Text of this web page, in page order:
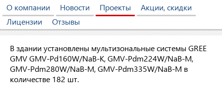
О компании Новости Проекты
Акции, скидки
Лицензии
Отзывы
В здании установлены мультизональные системы GREE
GMV GMV-Pd160W/NaB-K, GMV-Pdm224W/NaB-M,
GMV-Pdm280W/NaB-M, GMV-Pdm335W/NaB-M в
количестве 182 шт.